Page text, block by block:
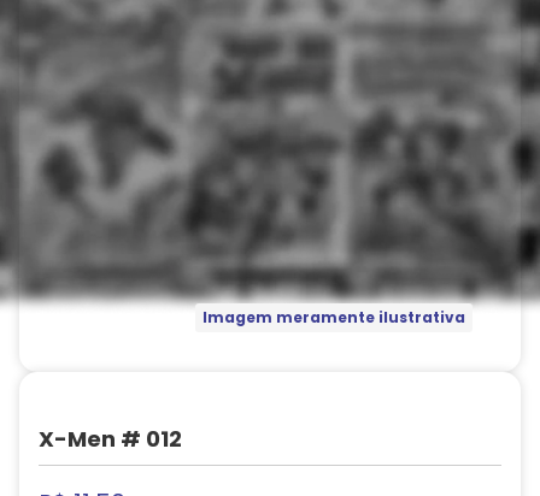
Imagem meramente ilustrativa
X-Men # 012